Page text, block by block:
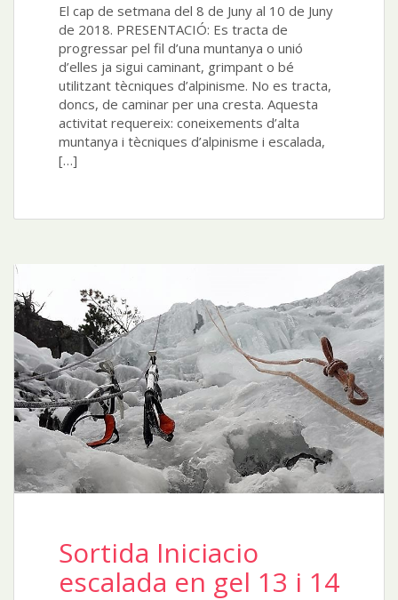
El cap de setmana del 8 de Juny al 10 de Juny
de 2018. PRESENTACIÓ: Es tracta de
progressar pel fil d’una muntanya o unió
d’elles ja sigui caminant, grimpant o bé
utilitzant tècniques d’alpinisme. No es tracta,
doncs, de caminar per una cresta. Aquesta
activitat requereix: coneixements d’alta
muntanya i tècniques d’alpinisme i escalada,
[…]
Sortida Iniciacio
escalada en gel 13 i 14